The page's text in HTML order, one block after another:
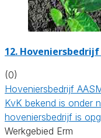
12. Hoveniersbedrijf
(0)
Hoveniersbedrijf
KvK bekend is onder
hoveniersbedrijf is
Werkgebied Erm